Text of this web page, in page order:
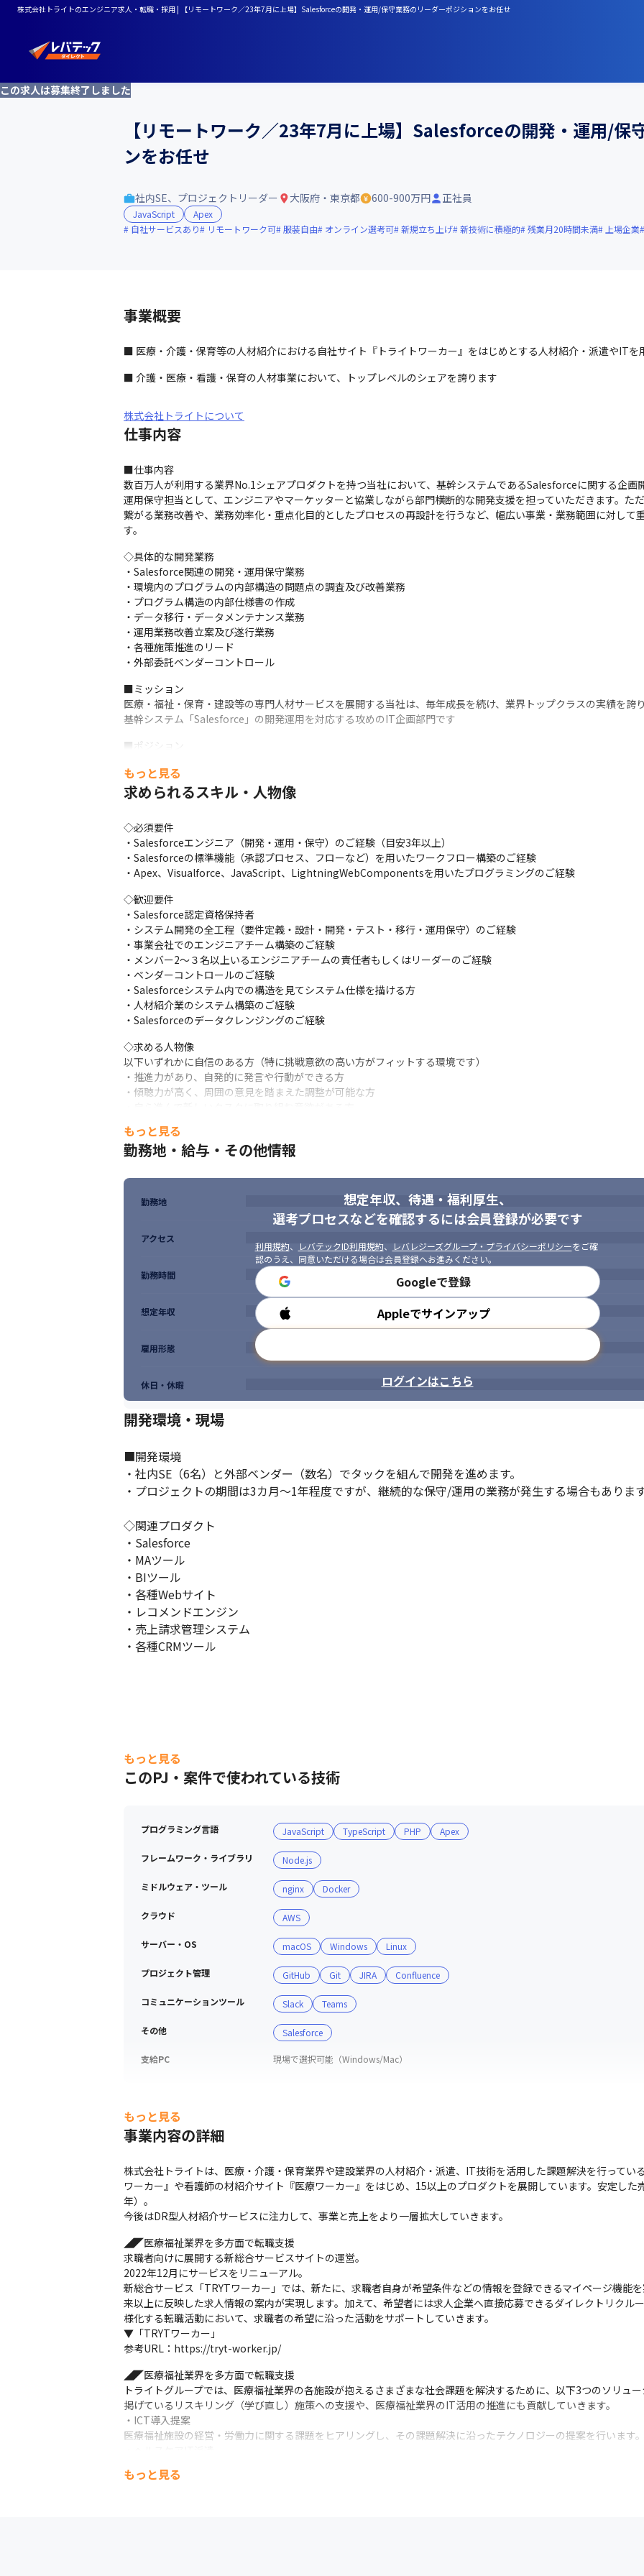
株式会社トライトのエンジニア求人・転職・採用 | 【リモートワーク／23年7月に上場】Salesforceの開発・運用/保守業務のリーダーポジションをお任せ
この求人は募集終了しました
【リモートワーク／23年7月に上場】Salesforceの開発・運用/保
ンをお任せ
社内SE、プロジェクトリーダー 大阪府・東京都 600-900万円 正社員
JavaScript
Apex
自社サービスあり
リモートワーク可 服装自由 オンライン選考可 新規立ち上げ 新技術に積極的 残業月20時間未満 上場企業
事業概要
■ 医療・介護・保育等の人材紹介における自社サイト『トライトワーカー』をはじめとする人材紹介・派遣やITを
■ 介護・医療・看護・保育の人材事業において、トップレベルのシェアを誇ります
株式会社トライトについて
仕事内容
■仕事内容
数百万人が利用する業界No.1シェアプロダクトを持つ当社において、基幹システムであるSalesforceに関する企画
運用保守担当として、エンジニアやマーケッターと協業しながら部門横断的な開発支援を担っていただきます。た
繋がる業務改善や、業務効率化・重点化目的としたプロセスの再設計を行うなど、幅広い事業・業務範囲に対して
す。
◇具体的な開発業務
・Salesforce関連の開発・運用保守業務
・環境内のプログラムの内部構造の問題点の調査及び改善業務
・プログラム構造の内部仕様書の作成
・データ移行・データメンテナンス業務
・運用業務改善立案及び遂行業務
・各種施策推進のリード
・外部委託ベンダーコントロール
■ミッション
医療・福祉・保育・建設等の専門人材サービスを展開する当社は、毎年成長を続け、業界トップクラスの実績を誇
基幹システム「Salesforce」の開発運用を対応する攻めのIT企画部門です
■ポジション
負うだけでなく、時には業務プロセスの変更を促すようなコミュニケーションを取る等、リスク考慮だけでなく現
す。その為、幅広い事業・業務範囲に対して重要な位置付けを担っているポジションです。
2019年に自社フルスクラッチシステムからSalesforceへリプレイスを行い、トライトグループの事業活動の全て
現在、トライトグループの多くの部署からのシステム開発/改修要望を受けつつ、Salesforceシステムの特徴を生
りますが、今後、Salesforceのプラン変更を控えており、Salesforce環境のリファクタリング（プログラムの内部
規模実施を予定しております。その上で、現環境を内部構造（自動化処理等）の問題点の調査や解決策を実行で
■本ポジションの魅力
◇事業について
・介護/医療/看護/保育の人材事業においてトップレベルのシェアを誇っているので、自らが携わったものが世の中
・サービス品質の向上に貢献できるので、事業の成長を感じやすいです。
・事業の第二創業フェーズのため業務は多岐にわたり、将来のキャリアプランに応じて希望する業務ができます。
◇業務内容について
・開発においては、コーディング開発（Apex・Visualforce等）だけに頼ることなく、標準機能（Flow等）の活用
・他部署からのシステム開発/改修依頼もあるが、システムの本質課題を抽出し自ら課題解決に取り組めます。
・時には業務プロセスの変更を促すようなコミュニケーションを取る等、リスク考慮だけでなく現場運用も加味し
い事業・業務範囲に対して重要な位置付けを担っているポジションです。
◇環境について
・「業務にシステムを合わせる」から「システムに業務を合わせる」ことに注力しているため、人材紹介業の
きます。
・技術的な仕様などのキャッチアップは、社内SE並びに外部ベンダーに気兼ねなく相談可能です。
◇その他
・リモートワークがメインで（週1回程度出社）で柔軟な働き方が可能です（出社頻度を増やすのも可能）
・残業は月10～20時間程度でワークライフバランスを実現できます。
・PC：入社時にwindows、macについて希望機種を選べます。（Macbook Pro可）
・各種セミナーの参加費の補助や書籍購入、資格取得費用支援があります。
もっと見る
求められるスキル・人物像
◇必須要件
・Salesforceエンジニア（開発・運用・保守）のご経験（目安3年以上）
・Salesforceの標準機能（承認プロセス、フローなど）を用いたワークフロー構築のご経験
・Apex、Visualforce、JavaScript、LightningWebComponentsを用いたプログラミングのご経験
◇歓迎要件
・Salesforce認定資格保持者
・システム開発の全工程（要件定義・設計・開発・テスト・移行・運用保守）のご経験
・事業会社でのエンジニアチーム構築のご経験
・メンバー2～３名以上いるエンジニアチームの責任者もしくはリーダーのご経験
・ベンダーコントロールのご経験
・Salesforceシステム内での構造を見てシステム仕様を描ける方
・人材紹介業のシステム構築のご経験
・Salesforceのデータクレンジングのご経験
◇求める人物像
以下いずれかに自信のある方（特に挑戦意欲の高い方がフィットする環境です）
・推進力があり、自発的に発言や行動ができる方
・傾聴力が高く、周囲の意見を踏まえた調整が可能な方
・従来のやり方にとらわれず、改善策や新しいアプローチを提案出来る方
・ロジカルに考え、ヌケモレなく工程を組み立てられる方
もっと見る
勤務地・給与・その他情報
想定年収、待遇・福利厚生、
選考プロセスなどを確認するには会員登録が必要です
利用規約、 レバテックID利用規約、 レバレジーズグループ・プライバシーポリシーをご確
認のうえ、同意いただける場合は会員登録へお進みください。
Googleで登録
Appleでサインアップ
ログインはこちら
勤務地
アクセス
勤務時間
想定年収
雇用形態
休日・休暇
開発環境・現場
■開発環境
・社内SE（6名）と外部ベンダー（数名）でタックを組んで開発を進めます。
・プロジェクトの期間は3カ月～1年程度ですが、継続的な保守/運用の業務が発生する場合もありま
◇関連プロダクト
・Salesforce
・MAツール
・BIツール
・各種Webサイト
・レコメンドエンジン
・売上請求管理システム
・各種CRMツール
もっと見る
このPJ・案件で使われている技術
プログラミング言語 JavaScript TypeScript PHP Apex
フレームワーク・ライブラリ Node.js
ミドルウェア・ツール nginx Docker
クラウド AWS
サーバー・OS macOS Windows Linux
プロジェクト管理 GitHub Git JIRA Confluence
コミュニケーションツール Slack Teams
その他 Salesforce
支給PC 現場で選択可能（Windows/Mac）
もっと見る
事業内容の詳細
株式会社トライトは、医療・介護・保育業界や建設業界の人材紹介・派遣、IT技術を活用した課題解決を行ってい
ワーカー』や看護師の材紹介サイト『医療ワーカー』をはじめ、15以上のプロダクトを展開しています。安定し
年）。
今後はDR型人材紹介サービスに注力して、事業と売上をより一層拡大していきます。
◢◤医療福祉業界を多方面で転職支援
求職者向けに展開する新総合サービスサイトの運営。
2022年12月にサービスをリニューアル。
新総合サービス「TRYTワーカー」では、新たに、求職者自身が希望条件などの情報を登録できるマイページ機能
来以上に反映した求人情報の案内が実現します。加えて、希望者には求人企業へ直接応募できるダイレクトリクル
様化する転職活動において、求職者の希望に沿った活動をサポートしていきます。
▼「TRYTワーカー」
参考URL：https://tryt-worker.jp/
◢◤医療福祉業界を多方面で転職支援
トライトグループでは、医療福祉業界の各施設が抱えるさまざまな社会課題を解決するために、以下3つのソリュ
掲げているリスキリング（学び直し）施策への支援や、医療福祉業界のIT活用の推進にも貢献していきます。
・ICT導入提案
医療福祉施設の経営・労働力に関する課題をヒアリングし、その課題解決に沿ったテクノロジーの提案を行います
とで、より現場感のあるシステム開発の実現を支援します。
もっと見る